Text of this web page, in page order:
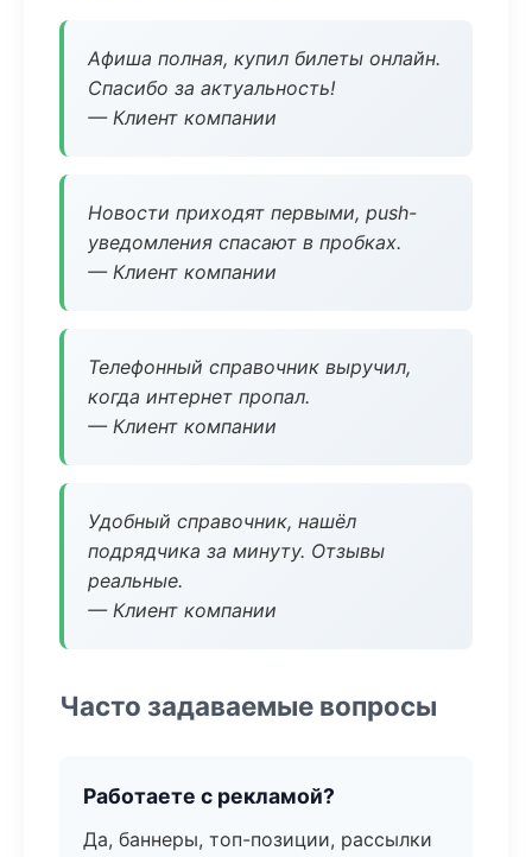
Афиша полная, купил билеты онлайн.
Спасибо за актуальность!
— Клиент компании
Новости приходят первыми, push-
уведомления спасают в пробках.
— Клиент компании
Телефонный справочник выручил,
когда интернет пропал.
— Клиент компании
Удобный справочник, нашёл
подрядчика за минуту. Отзывы
реальные.
— Клиент компании
Часто задаваемые вопросы
Работаете с рекламой?
Да, баннеры, топ-позиции, рассылки